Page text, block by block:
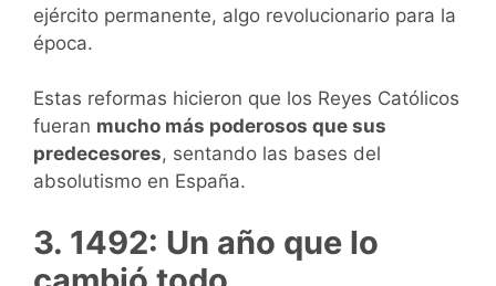
ejército permanente, algo revolucionario para la
época.
Estas reformas hicieron que los Reyes Católicos
fueran mucho más poderosos que sus
predecesores, sentando las bases del
absolutismo en España.
3. 1492: Un año que lo